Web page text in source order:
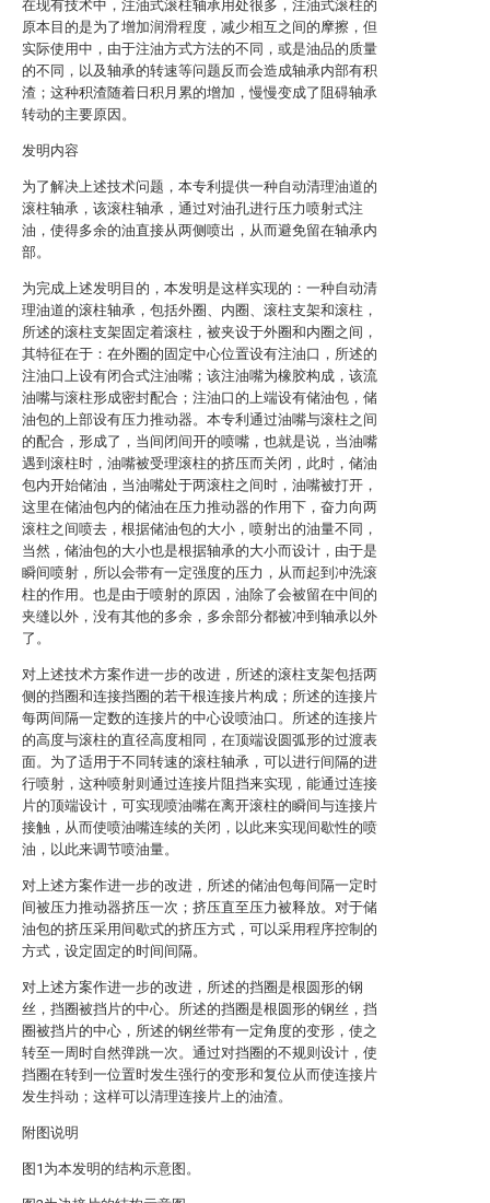
在现有技术中，注油式滚柱轴承用处很多，注油式滚柱的
原本目的是为了增加润滑程度，减少相互之间的摩擦，但
实际使用中，由于注油方式方法的不同，或是油品的质量
的不同，以及轴承的转速等问题反而会造成轴承内部有积
渣；这种积渣随着日积月累的增加，慢慢变成了阻碍轴承
转动的主要原因。
发明内容
为了解决上述技术问题，本专利提供一种自动清理油道的
滚柱轴承，该滚柱轴承，通过对油孔进行压力喷射式注
油，使得多余的油直接从两侧喷出，从而避免留在轴承内
部。
为完成上述发明目的，本发明是这样实现的：一种自动清
理油道的滚柱轴承，包括外圈、内圈、滚柱支架和滚柱，
所述的滚柱支架固定着滚柱，被夹设于外圈和内圈之间，
其特征在于：在外圈的固定中心位置设有注油口，所述的
注油口上设有闭合式注油嘴；该注油嘴为橡胶构成，该流
油嘴与滚柱形成密封配合；注油口的上端设有储油包，储
油包的上部设有压力推动器。本专利通过油嘴与滚柱之间
的配合，形成了，当间闭间开的喷嘴，也就是说，当油嘴
遇到滚柱时，油嘴被受理滚柱的挤压而关闭，此时，储油
包内开始储油，当油嘴处于两滚柱之间时，油嘴被打开，
这里在储油包内的储油在压力推动器的作用下，奋力向两
滚柱之间喷去，根据储油包的大小，喷射出的油量不同，
当然，储油包的大小也是根据轴承的大小而设计，由于是
瞬间喷射，所以会带有一定强度的压力，从而起到冲洗滚
柱的作用。也是由于喷射的原因，油除了会被留在中间的
夹缝以外，没有其他的多余，多余部分都被冲到轴承以外
了。
对上述技术方案作进一步的改进，所述的滚柱支架包括两
侧的挡圈和连接挡圈的若干根连接片构成；所述的连接片
每两间隔一定数的连接片的中心设喷油口。所述的连接片
的高度与滚柱的直径高度相同，在顶端设圆弧形的过渡表
面。为了适用于不同转速的滚柱轴承，可以进行间隔的进
行喷射，这种喷射则通过连接片阻挡来实现，能通过连接
片的顶端设计，可实现喷油嘴在离开滚柱的瞬间与连接片
接触，从而使喷油嘴连续的关闭，以此来实现间歇性的喷
油，以此来调节喷油量。
对上述方案作进一步的改进，所述的储油包每间隔一定时
间被压力推动器挤压一次；挤压直至压力被释放。对于储
油包的挤压采用间歇式的挤压方式，可以采用程序控制的
方式，设定固定的时间间隔。
对上述方案作进一步的改进，所述的挡圈是根圆形的钢
丝，挡圈被挡片的中心。所述的挡圈是根圆形的钢丝，挡
圈被挡片的中心，所述的钢丝带有一定角度的变形，使之
转至一周时自然弹跳一次。通过对挡圈的不规则设计，使
挡圈在转到一位置时发生强行的变形和复位从而使连接片
发生抖动；这样可以清理连接片上的油渣。
附图说明
图1为本发明的结构示意图。